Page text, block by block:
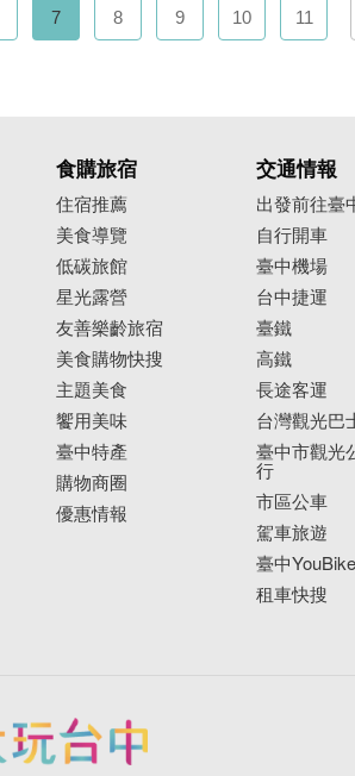
7 8 9 10 11
食購旅宿
住宿推薦
美食導覽
低碳旅館
星光露營
友善樂齡旅宿
美食購物快搜
主題美食
饗用美味
臺中特產
購物商圈
優惠情報
交通情報
出發前往臺
自行開車
臺中機場
台中捷運
臺鐵
高鐵
長途客運
台灣觀光巴
臺中市觀光
行
市區公車
駕車旅遊
臺中YouBike
租車快搜